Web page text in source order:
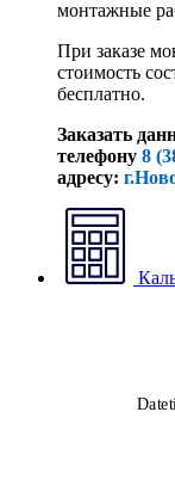
монтажные
При заказе
стоимость
бесплатно.
Заказать
телефону 8
адресу: